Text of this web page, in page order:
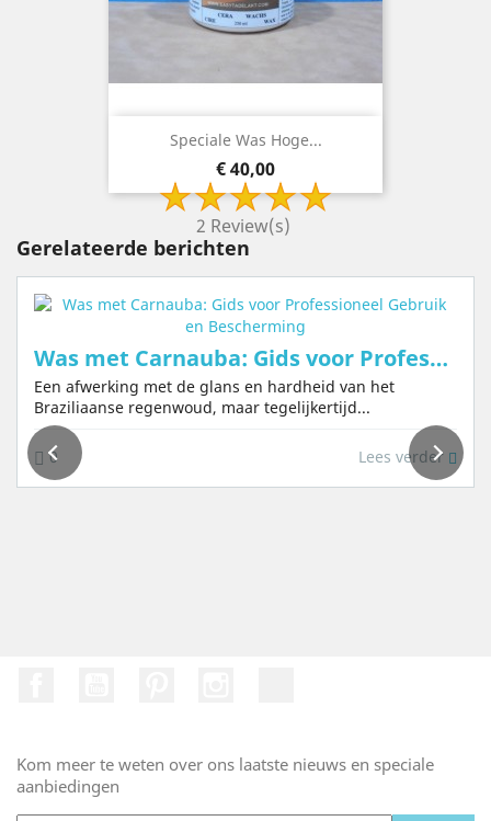
Speciale Was Hoge...
Prijs
€ 40,00
2 Review(s)
Gerelateerde berichten
Was met Carnauba: Gids voor Professioneel Gebruik en Bescherming
Een afwerking met de glans en hardheid van het
Braziliaanse regenwoud, maar tegelijkertijd...
0 Lees verder
Kom meer te weten over ons laatste nieuws en speciale
aanbiedingen